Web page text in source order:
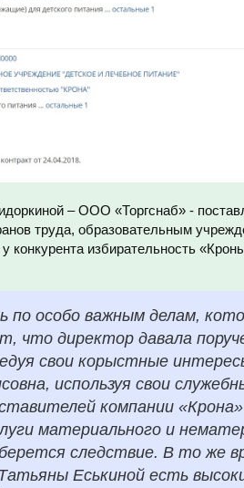
– ООО «Торгснаб» -
труда, образовательным
у конкурента избирательность
по особо важным делам,
что директор давала
свои корыстные
используя свои
компании
материального и
следствие. В то же
Еськиной есть